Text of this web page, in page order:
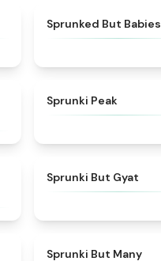
Sprunked But Babies
Sprunki Peak
Sprunki But Gyat
Sprunki But Many